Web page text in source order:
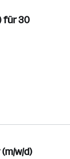
für 30
w/d)